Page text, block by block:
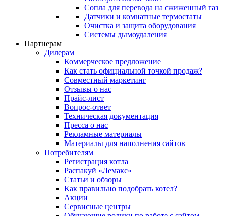
Сопла для перевода на сжиженный газ
Датчики и комнатные термостаты
Очистка и защита оборудования
Системы дымоудаления
Партнерам
Дилерам
Коммерческое предложение
Как стать официальной точкой продаж?
Совместный маркетинг
Отзывы о нас
Прайс-лист
Вопрос-ответ
Техническая документация
Пресса о нас
Рекламные материалы
Материалы для наполнения сайтов
Потребителям
Регистрация котла
Распакуй «Лемакс»
Статьи и обзоры
Как правильно подобрать котел?
Акции
Сервисные центры